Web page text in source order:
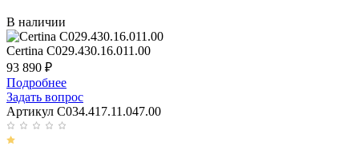
В наличии
Certina C029.430.16.011.00
93 890 ₽
Подробнее
Задать вопрос
Артикул C034.417.11.047.00